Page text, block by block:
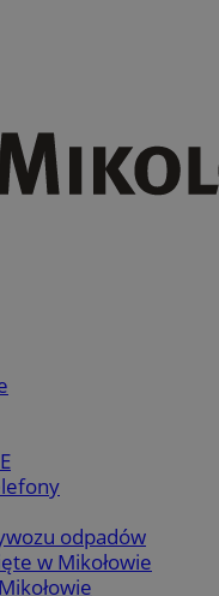
odpadów
w Mikołowie